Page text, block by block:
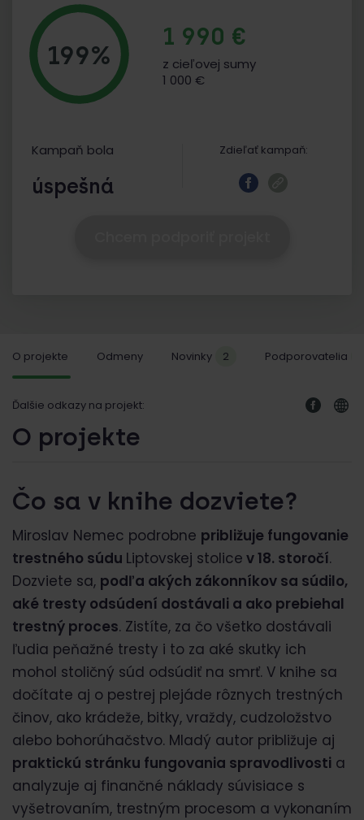
199%
1 990 €
z cieľovej sumy
1 000 €
Kampaň bola
úspešná
Zdieľať kampaň:
O projekte Odmeny Novinky 2 Podporovatelia
Ďalšie odkazy na projekt:
O projekte
Čo sa v knihe dozviete?
Miroslav Nemec podrobne približuje fungovanie
trestného súdu Liptovskej stolice v 18. storočí.
Dozviete sa, podľa akých zákonníkov sa súdilo,
aké tresty odsúdení dostávali a ako prebiehal
trestný proces. Zistíte, za čo všetko dostávali
ľudia peňažné tresty i to za aké skutky ich
mohol stoličný súd odsúdiť na smrť. V knihe sa
dočítate aj o pestrej plejáde rôznych trestných
činov, ako krádeže, bitky, vraždy, cudzoložstvo
alebo bohorúhačstvo. Mladý autor približuje aj
praktickú stránku fungovania spravodlivosti a
analyzuje aj finančné náklady súvisiace s
vyšetrovaním, trestným procesom a vykonaním